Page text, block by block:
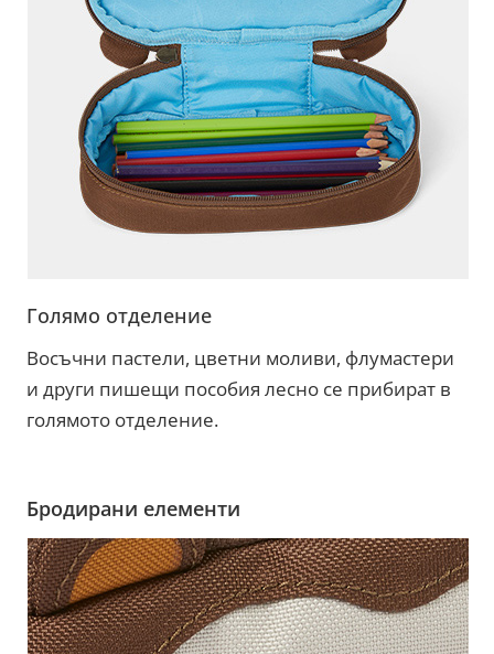
Голямо отделение
Восъчни пастели, цветни моливи, флумастери
и други пишещи пособия лесно се прибират в
голямото отделение.
Бродирани елементи